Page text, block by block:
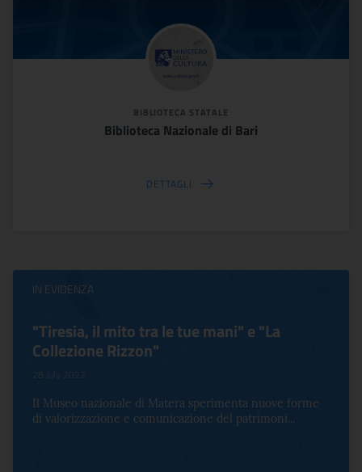
BIBLIOTECA STATALE
Biblioteca Nazionale di Bari
DETTAGLI
IN EVIDENZA
"Tiresia, il mito tra le tue mani" e "La
Collezione Rizzon"
28 July 2022
Il Museo nazionale di Matera sperimenta nuove forme
di valorizzazione e comunicazione del patrimoni...